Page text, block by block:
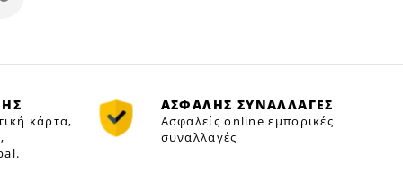
κάρτα,
ΑΣΦΑΛΗΣ ΣΥΝΑΛΛΑΓΕΣ
Ασφαλείς online εμπορικές
συναλλαγές